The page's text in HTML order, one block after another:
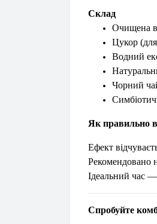
Склад
Очищена
Цукор
Водний
Чорний
Як правильно
Ефект
Рекомендовано
Ідеальний час
Спробуйте